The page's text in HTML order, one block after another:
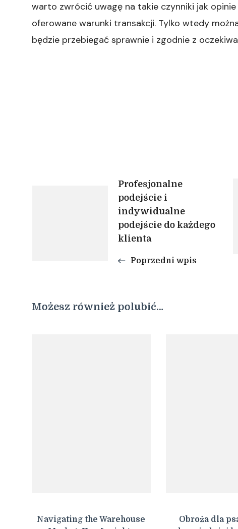
warto zwrócić uwagę na takie czynniki jak
oferowane warunki transakcji. Tylko wtedy
będzie przebiegać sprawnie i zgodnie z
Nawigacja
Profesjonalne
podejście i
indywidualne
podejście do każdego
klienta
Poprzedni wpis
Możesz również polubić…
Navigating the Warehouse
Obroża dla